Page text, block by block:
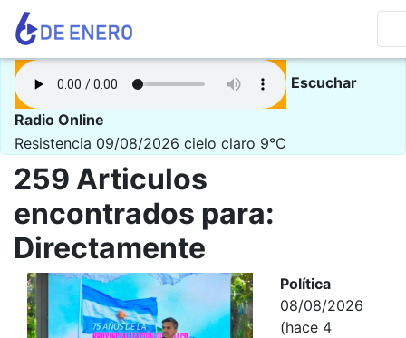
Escuchar
Radio Online
Resistencia 09/08/2026 cielo claro 9°C
259 Articulos
encontrados para:
Directamente
Política
08/08/2026
(hace 4